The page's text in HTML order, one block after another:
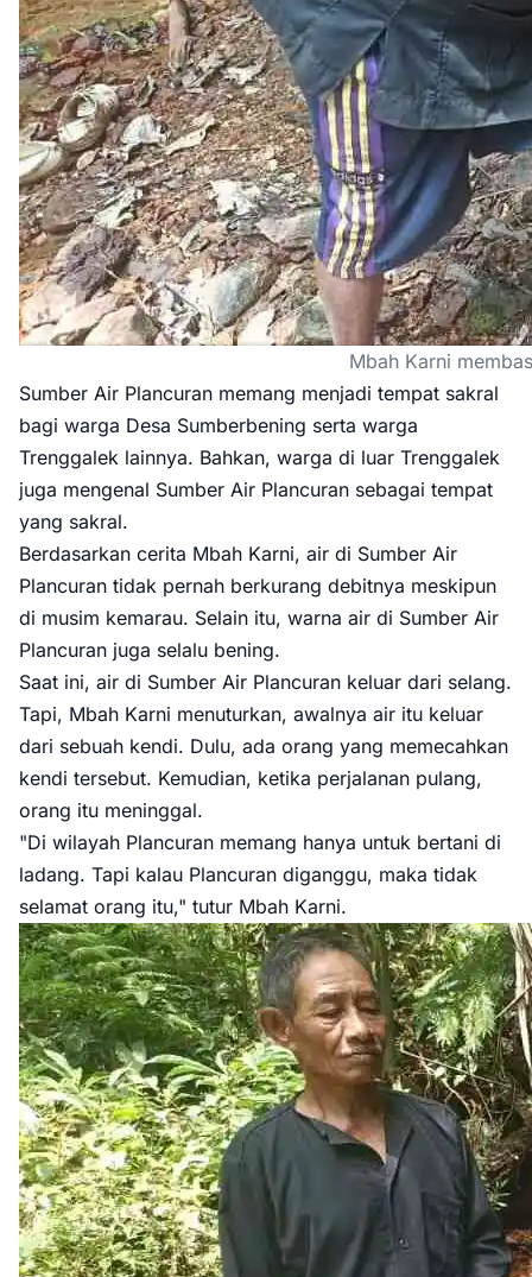
Mbah Karni
Sumber Air Plancuran memang menjadi tempat sakral
bagi warga Desa Sumberbening serta warga
Trenggalek lainnya. Bahkan, warga di luar Trenggalek
juga mengenal Sumber Air Plancuran sebagai tempat
yang sakral.
Berdasarkan cerita Mbah Karni, air di Sumber Air
Plancuran tidak pernah berkurang debitnya meskipun
di musim kemarau. Selain itu, warna air di Sumber Air
Plancuran juga selalu bening.
Saat ini, air di Sumber Air Plancuran keluar dari selang.
Tapi, Mbah Karni menuturkan, awalnya air itu keluar
dari sebuah kendi. Dulu, ada orang yang memecahkan
kendi tersebut. Kemudian, ketika perjalanan pulang,
orang itu meninggal.
"Di wilayah Plancuran memang hanya untuk bertani di
ladang. Tapi kalau Plancuran diganggu, maka tidak
selamat orang itu," tutur Mbah Karni.